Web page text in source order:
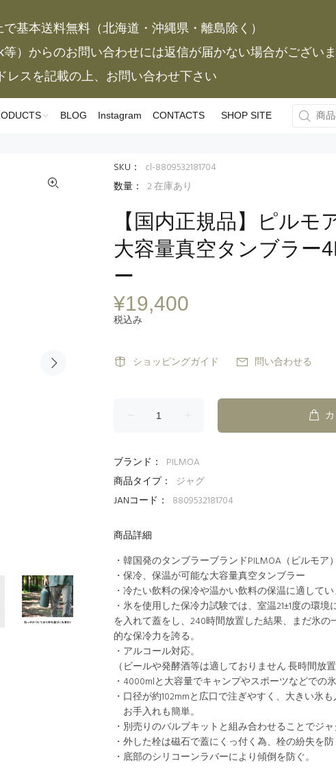
基本送料無料（北海道・沖縄県・離島除く）
）からのお問い合わせには返信が届かない場合がござい
レスを記載の上、お問い合わせ下さい
BLOG Instagram CONTACTS SHOP SITE
SKU：
cl-8809532181704
数量： 2在庫あり
【国内正規品】ピルモ
大容量真空タンブラー
ー
¥19,400
税込み
ショッピングガイド 問い合わせる
ブランド：
PILMOA
商品タイプ：
ジャグ
JANコード：
8809532181704
商品詳細
・韓国発のタンブラーブランドPILMOA（ピルモア）
・保冷、保温が可能な大容量真空タンブラー
・冷たい飲料の保冷や温かい飲料の保温に適してい
・氷を使用した保冷力試験では、室温21±1度の環
を入れて蓋をし、240時間放置した結果、まだ氷
的な保冷力を誇る。
・アルコール対応。
（ビールや発酵酒等は適しておりません 長時間放
・4000mlと大容量でキャンプやスポーツなどでの
・口径が約102mmと広口で注ぎやすく、大きい氷も
お手入れも簡単。
・別売りのバルブキットと組み合わせることでジャ
・外した栓は磁石で蓋にくっ付く為、栓の紛失を防
・底部のシリコーンラバーにより傾倒を防ぐ。